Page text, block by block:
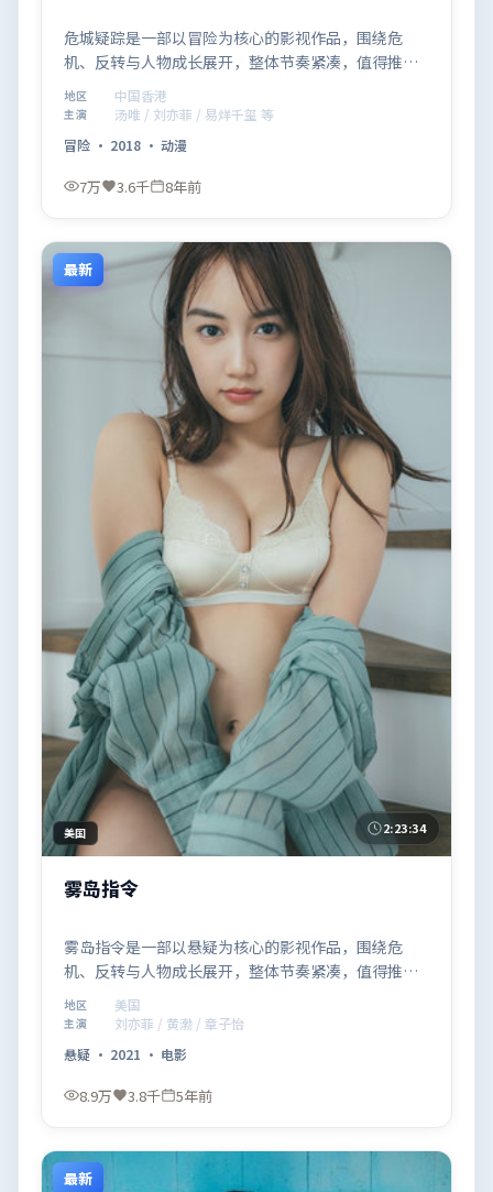
危城疑踪是一部以冒险为核心的影视作品，围绕危
机、反转与人物成长展开，整体节奏紧凑，值得推荐
观看。
地区 中国香港
主演
汤唯 / 刘亦菲 / 易烊千玺 等
冒险 · 2018 · 动漫
7万 3.6千 8年前
最新
美国 2:23:34
雾岛指令
雾岛指令是一部以悬疑为核心的影视作品，围绕危
机、反转与人物成长展开，整体节奏紧凑，值得推荐
观看。
地区 美国
主演
刘亦菲 / 黄渤 / 章子怡
悬疑 · 2021 · 电影
8.9万 3.8千 5年前
最新